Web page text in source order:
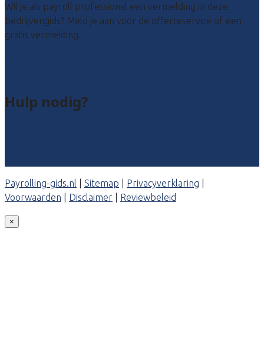
Wil je als payroll professional een vermelding in deze
bedrijvengids? Meld je aan voor de offerteservice of een
gratis vermelding.
Hulp nodig?
Payrolling-gids.nl Sitemap Privacyverklaring
Voorwaarden
Disclaimer Reviewbeleid
×